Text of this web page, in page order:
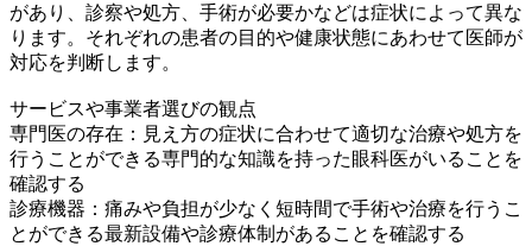
があり、診察や処方、手術が必要かなどは症状によって異な
ります。それぞれの患者の目的や健康状態にあわせて医師が
対応を判断します。
サービスや事業者選びの観点
専門医の存在：見え方の症状に合わせて適切な治療や処方を
行うことができる専門的な知識を持った眼科医がいることを
確認する
診療機器：痛みや負担が少なく短時間で手術や治療を行うこ
とができる最新設備や診療体制があることを確認する